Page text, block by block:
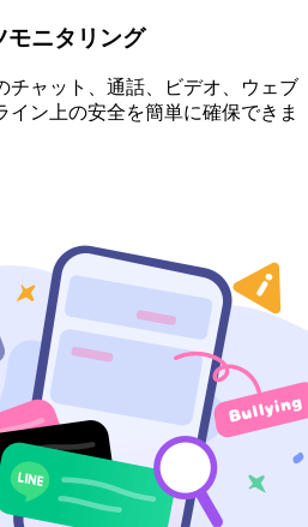
モニタリング
チャット、通話、ビデオ、ウェブ
イン上の安全を簡単に確保できま